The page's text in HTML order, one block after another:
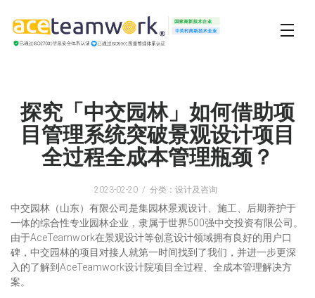
探究「中交园林」如何借助项
目管理系统突破景观设计项目
全过程全成本管理瓶颈？
2023-02-20 分类：设计及咨询
中交园林（山东）有限公司是集园林景观设计、施工、后期养护于
一体的综合性专业园林企业，隶属于世界500强中交投资有限公司。
由于AceTeamwork在景观设计等创意设计领域拥有良好的用户口
碑，中交园林的项目对接人就第一时间找到了我们，并进一步更深
入的了解到AceTeamwork设计院项目全过程、全成本管理解决方
案。